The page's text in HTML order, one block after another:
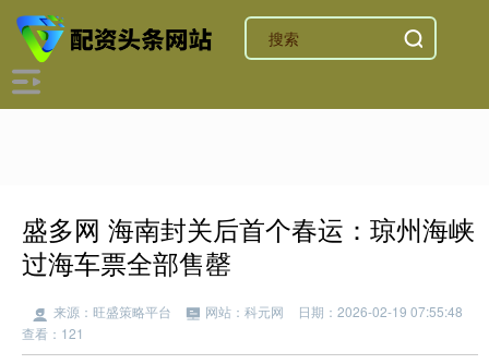
盛多网 海南封关后首个春运：琼州海峡
过海车票全部售罄
来源：旺盛策略平台 网站：科元网
日期：2026-02-19 07:55:48
查看：121